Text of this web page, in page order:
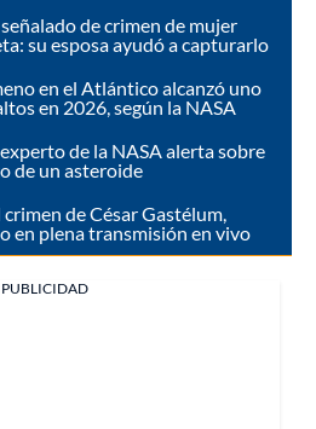
de crimen de mujer
su esposa ayudó a capturarlo
en el Atlántico alcanzó uno
en 2026, según la NASA
de la NASA alerta sobre
de un asteroide
de César Gastélum,
en plena transmisión en vivo
PUBLICIDAD